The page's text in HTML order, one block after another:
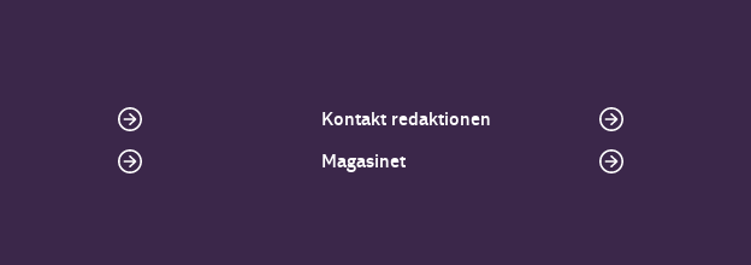
Kontakt redaktionen
Magasinet